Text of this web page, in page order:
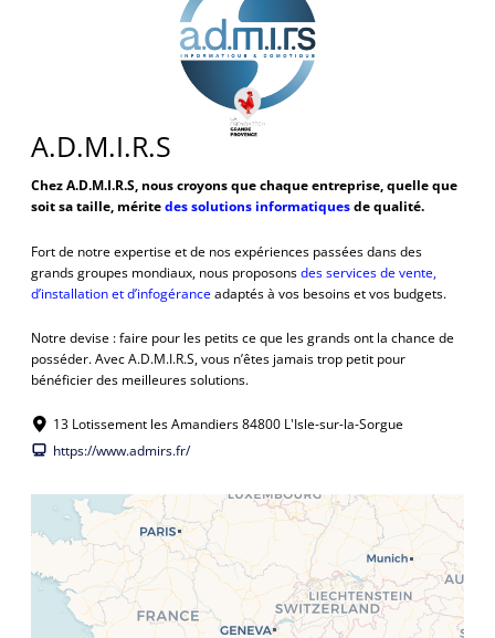
A.D.M.I.R.S
Chez A.D.M.I.R.S, nous croyons que chaque entreprise, quelle que
soit sa taille, méritedes solutions informatiquesde qualité.
Fort de notre expertise et de nos expériences passées dans des
grands groupes mondiaux, nous proposonsdes services de vente,
d’installation et d’infogéranceadaptés à vos besoins et vos budgets.
Notre devise : faire pour les petits ce que les grands ont la chance de
posséder. Avec A.D.M.I.R.S, vous n’êtes jamais trop petit pour
bénéficier des meilleures solutions.
13 Lotissement les Amandiers 84800 L'Isle-sur-la-Sorgue
https://www.admirs.fr/